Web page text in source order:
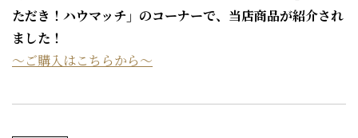
ただき！ハウマッチ」のコーナーで、当店商品が紹介され
ました！
～ご購入はこちらから～